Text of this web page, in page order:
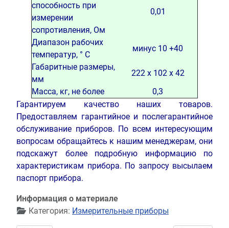
способность при
измерении
сопротивления, Ом
0,01
Диапазон рабочих
температур, ° С
минус 10 +40
Габаритные размеры,
мм
222 х 102 х 42
Масса, кг, не более
0,3
Гарантируем качество наших товаров.
Предоставляем гарантийное и послегарантийное
обслуживание приборов. По всем интересующим
вопросам обращайтесь к нашим менеджерам, они
подскажут более подробную информацию по
характеристикам прибора. По запросу высылаем
паспорт прибора.
Информация о материале
Категория: Измерительные приборы